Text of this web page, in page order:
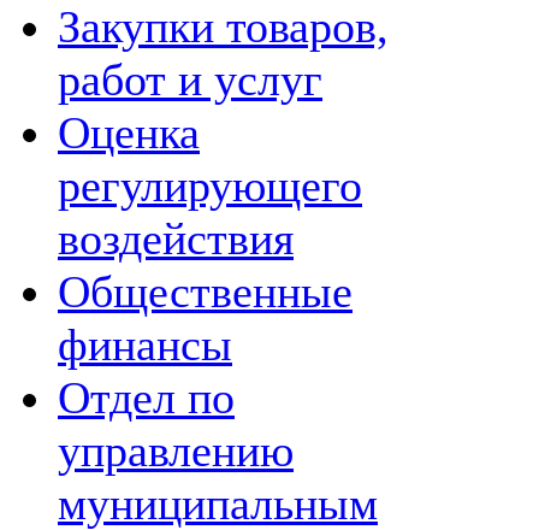
Закупки товаров,
работ и услуг
Оценка
регулирующего
воздействия
Общественные
финансы
Отдел по
управлению
муниципальным